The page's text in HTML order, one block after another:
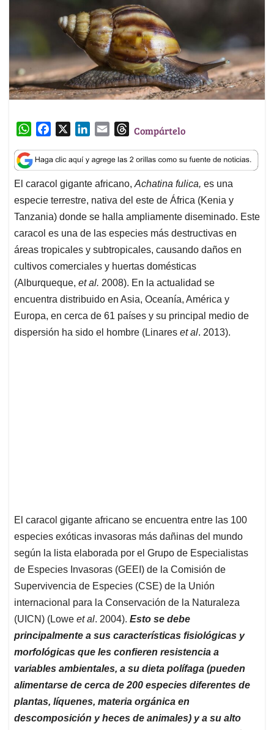
W
a
t
s
A
p
p
c
e
b
o
o
k
n
k
e
d
I
n
a
i
l
T
r
e
a
d
s
Compártelo
El caracol gigante africano, Achatina fulica, es una
especie terrestre, nativa del este de África (Kenia y
Tanzania) donde se halla ampliamente diseminado. Este
caracol es una de las especies más destructivas en
áreas tropicales y subtropicales, causando daños en
cultivos comerciales y huertas domésticas
(Alburqueque, et al. 2008). En la actualidad se
encuentra distribuido en Asia, Oceanía, América y
Europa, en cerca de 61 países y su principal medio de
dispersión ha sido el hombre (Linares et al. 2013).
El caracol gigante africano se encuentra entre las 100
especies exóticas invasoras más dañinas del mundo
según la lista elaborada por el Grupo de Especialistas
de Especies Invasoras (GEEI) de la Comisión de
Supervivencia de Especies (CSE) de la Unión
internacional para la Conservación de la Naturaleza
(UICN) (Lowe et al. 2004). Esto se debe
principalmente a sus características fisiológicas y
morfológicas que les confieren resistencia a
variables ambientales, a su dieta polífaga (pueden
alimentarse de cerca de 200 especies diferentes de
plantas, líquenes, materia orgánica en
descomposición y heces de animales) y a su alto